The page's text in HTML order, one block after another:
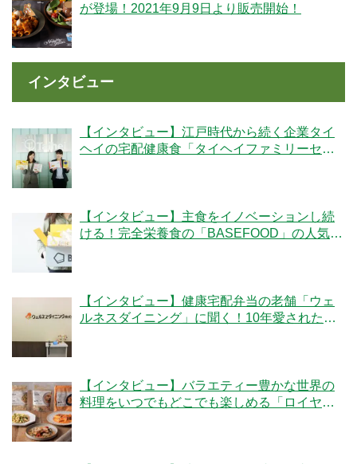
が登場！2021年9月9日より販売開始！
インタビュー
【インタビュー】江戸時代から続く企業タイ
ヘイの宅配健康食「タイヘイファミリーセッ
【インタビュー】主食をイノベーションし続
ける！完全栄養食の「BASEFOOD」の人気の
【インタビュー】健康宅配弁当の老舗「ウェ
ルネスダイニング」に聞く！10年愛された秘
【インタビュー】バラエティー豊かな世界の
料理をいつでもどこでも楽しめる「ロイヤル